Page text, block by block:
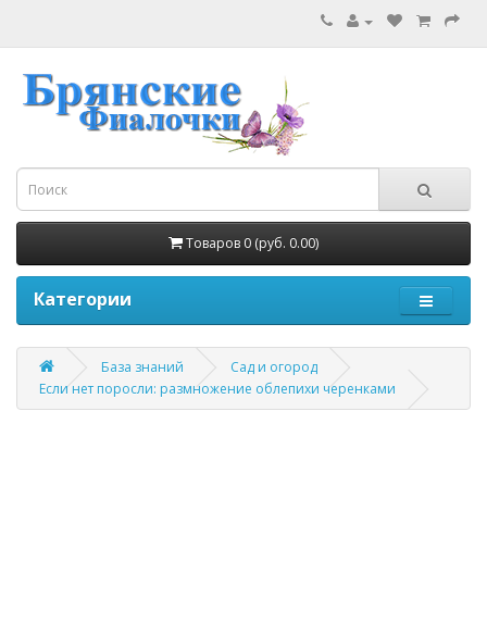
Товаров 0 (руб. 0.00)
Категории
База знаний
Сад и огород
Если нет поросли: размножение облепихи черенками